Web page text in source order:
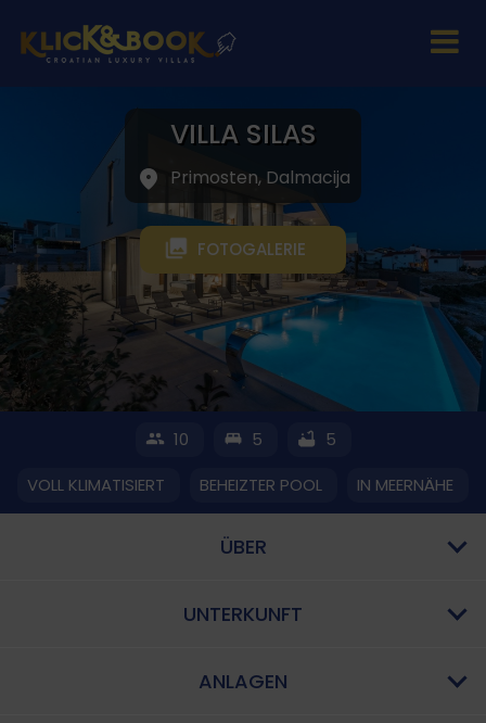
VILLA SILAS
Primosten, Dalmacija
FOTOGALERIE
10 5
5
VOLL KLIMATISIERT
BEHEIZTER POOL IN MEERNÄHE
ÜBER
UNTERKUNFT
ANLAGEN